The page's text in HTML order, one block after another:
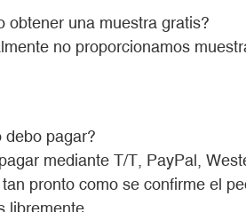
obtener una muestra gratis?
no proporcionamos
debo pagar?
mediante T/T, PayPal,
pronto como se confirme el
libremente.